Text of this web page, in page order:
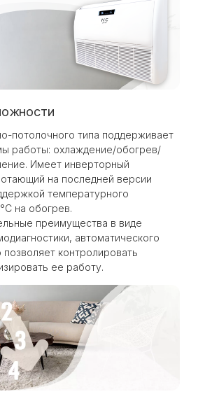
потолочного типа поддерживает
работы: охлаждение/обогрев/
Имеет инверторный
на последней версии
температурного
на обогрев.
преимущества в виде
автоматического
позволяет контролировать
ее работу.